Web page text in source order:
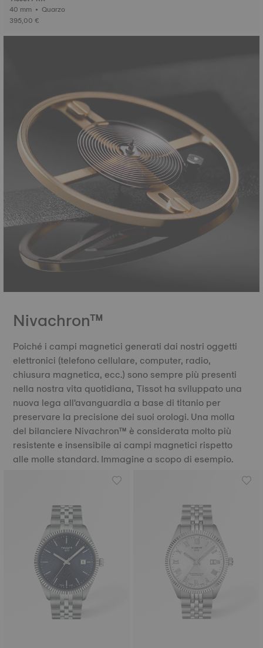
40 mm • Quarzo
395,00 €
Nivachron™
Poiché i campi magnetici generati dai nostri oggetti
elettronici (telefono cellulare, computer, radio,
chiusura magnetica, ecc.) sono sempre più presenti
nella nostra vita quotidiana, Tissot ha sviluppato una
nuova lega all'avanguardia a base di titanio per
preservare la precisione dei suoi orologi. Una molla
del bilanciere Nivachron™ è considerata molto più
resistente e insensibile ai campi magnetici rispetto
alle molle standard. Immagine a scopo di esempio.